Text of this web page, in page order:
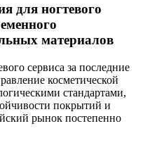
для ногтевого
материалов
сервиса за последние
косметической
стандартами,
покрытий и
рынок постепенно